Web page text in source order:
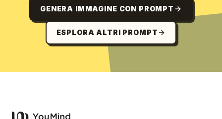
GENERA IMMAGINE CON PROMPT
ESPLORA ALTRI PROMPT